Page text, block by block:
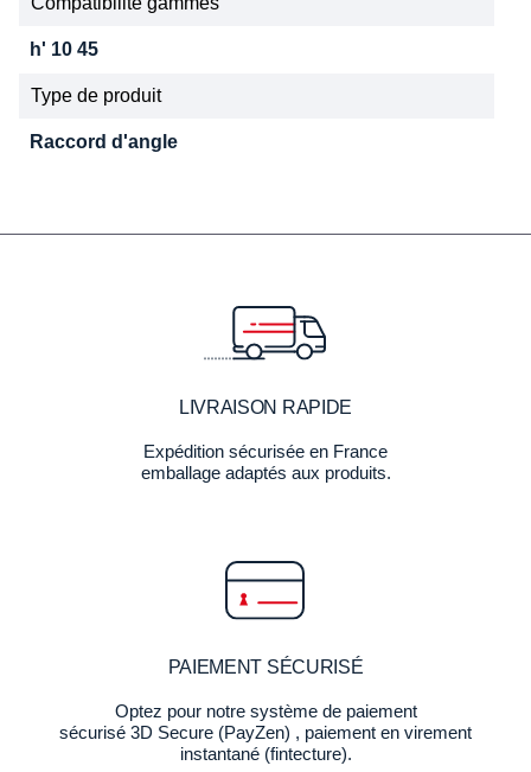
h' 10 45
Type de produit
Raccord d'angle
LIVRAISON RAPIDE
Expédition sécurisée en France
emballage adaptés aux produits.
PAIEMENT SÉCURISÉ
Optez pour notre système de paiement
sécurisé 3D Secure (PayZen) , paiement en virement
instantané (fintecture).